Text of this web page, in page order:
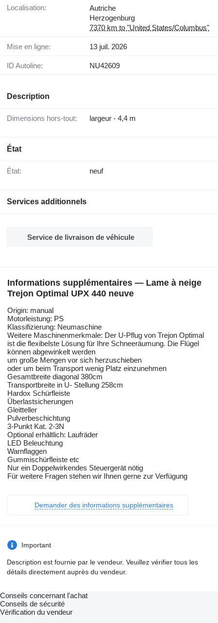
Localisation:
Autriche
Herzogenburg
7370 km to "United States/Columbus"
Mise en ligne: 13 juil. 2026
ID Autoline: NU42609
Description
Dimensions hors-tout: largeur - 4,4 m
État
État: neuf
Services additionnels
Service de livraison de véhicule
Informations supplémentaires — Lame à neige
Trejon Optimal UPX 440 neuve
Origin: manual
Motorleistung: PS
Klassifizierung: Neumaschine
Weitere Maschinenmerkmale: Der U-Pflug von Trejon Optimal
ist die flexibelste Lösung für Ihre Schneeräumung. Die Flügel
können abgewinkelt werden
um große Mengen vor sich herzuschieben
oder um beim Transport wenig Platz einzunehmen
Gesamtbreite diagonal 380cm
Transportbreite in U- Stellung 258cm
Hardox Schürfleiste
Überlastsicherungen
Gleitteller
Pulverbeschichtung
3-Punkt Kat. 2-3N
Optional erhältlich: Laufräder
LED Beleuchtung
Warnflaggen
Gummischürfleiste etc
Nur ein Doppelwirkendes Steuergerät nötig
Für weitere Fragen stehen wir Ihnen gerne zur Verfügung
Demander des informations supplémentaires
Important
Description est fournie par le vendeur. Veuillez vérifier tous les
détails directement auprès du vendeur.
Conseils concernant l'achat
Conseils de sécurité
Vérification du vendeur